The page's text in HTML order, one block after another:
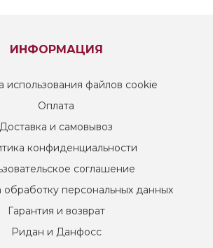
ИНФОРМАЦИЯ
использования файлов cookie
Оплата
Доставка и самовывоз
конфиденциальности
соглашение
обработку персональных данных
Гарантия и возврат
Ридан и Данфосс